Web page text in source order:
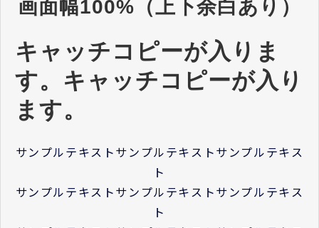
画面幅100%（上下余白あり）
キャッチコピーが入りま
す。キャッチコピーが入り
ます。
サンプルテキストサンプルテキストサンプルテキス
ト
サンプルテキストサンプルテキストサンプルテキス
ト